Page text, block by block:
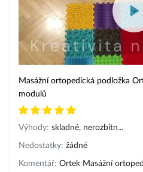
Nové produkty v
hraček
Oboustranná senzorická
velikost S
Sada dřevěných Montessori
Dřevěná Montessori
Dřevěná Montessori
Mentální šachy pro rozvoj
Masážní ortopedická podložka
modulů
Výhody: skladné, nerozbitn...
Nedostatky: žádné
Komentář: Ortek Masážní